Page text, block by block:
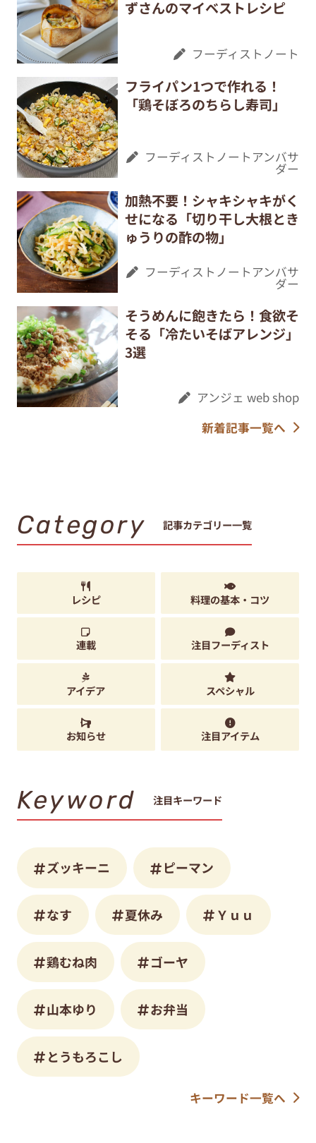
ずさんのマイベストレシピ
フーディストノート
フライパン1つで作れる！
「鶏そぼろのちらし寿司」
フーディストノートアンバサ
ダー
加熱不要！シャキシャキがく
せになる「切り干し大根とき
ゅうりの酢の物」
フーディストノートアンバサ
ダー
そうめんに飽きたら！食欲そ
そる「冷たいそばアレンジ」
3選
アンジェ web shop
新着記事一覧へ
Category 記事カテゴリー一覧
レシピ 料理の基本・コツ
連載 注目フーディスト
アイデア スペシャル
お知らせ 注目アイテム
Keyword 注目キーワード
ズッキーニ ピーマン
なす 夏休み Ｙｕｕ
鶏むね肉 ゴーヤ
山本ゆり お弁当
とうもろこし
キーワード一覧へ